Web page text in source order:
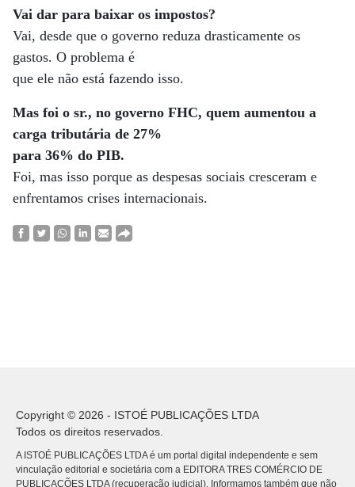
Vai dar para baixar os impostos?
Vai, desde que o governo reduza drasticamente os
gastos. O problema é
que ele não está fazendo isso.
Mas foi o sr., no governo FHC, quem aumentou a
carga tributária de 27%
para 36% do PIB.
Foi, mas isso porque as despesas sociais cresceram e
enfrentamos crises internacionais.
Copyright © 2026 - ISTOÉ PUBLICAÇÕES LTDA
Todos os direitos reservados.
A ISTOÉ PUBLICAÇÕES LTDA é um portal digital independente e sem
vinculação editorial e societária com a EDITORA TRES COMÉRCIO DE
PUBLICACÕES LTDA (recuperação judicial). Informamos também que não